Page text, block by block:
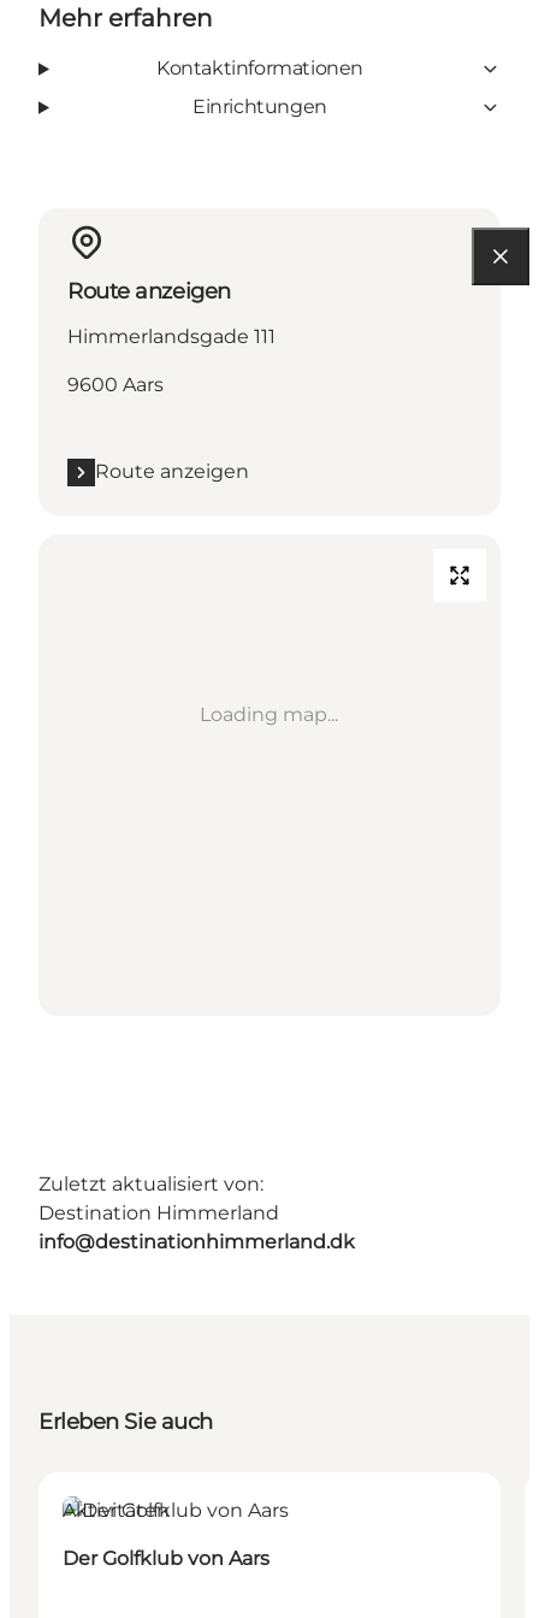
Mehr erfahren
Kontaktinformationen
Einrichtungen
Route anzeigen
Himmerlandsgade 111
9600 Aars
Route anzeigen
Loading map...
Zuletzt aktualisiert von:
Destination Himmerland
info@destinationhimmerland.dk
Erleben Sie auch
Aktivitäten
Der Golfklub von Aars